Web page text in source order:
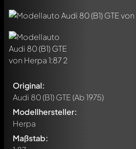
Original:
Audi 80 (B1) GTE(Ab 1975)
Modellhersteller:
Herpa
Maßstab: